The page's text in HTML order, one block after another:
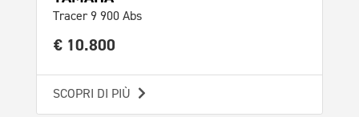
Tracer 9 900 Abs
€ 10.800
SCOPRI DI PIÙ